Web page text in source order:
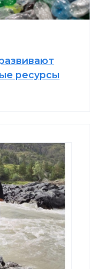
ресурсы